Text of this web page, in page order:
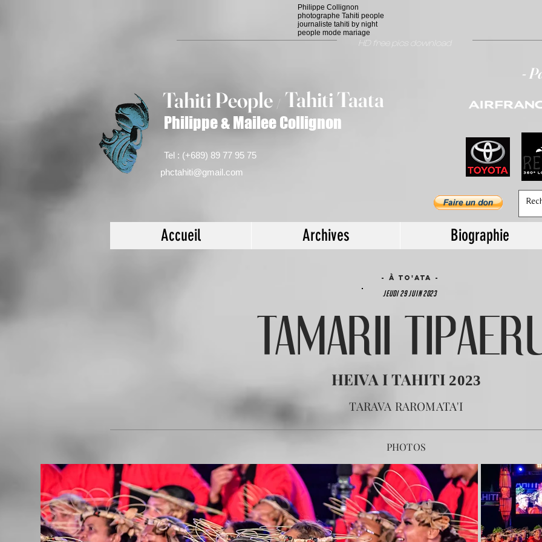
Philippe Collignon
photographe Tahiti people
journaliste tahiti by night
people mode mariage
HD free pics download
Tahiti People /
Philippe & Mailee Collignon
Tel : (+689) 89 77 95 75
phctahiti@gmail.com
-
Tahiti Taata
Accueil Archives Biographie
- à TO'ATA -
JEUDI 29 JUIN 2023
TAMARII
HEIVA I TAHITI 2023
TARAVA RAROMATA'I
PHOTOS